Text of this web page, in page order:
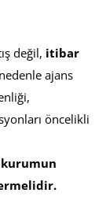
değil, itibar
ajans
öncelikli